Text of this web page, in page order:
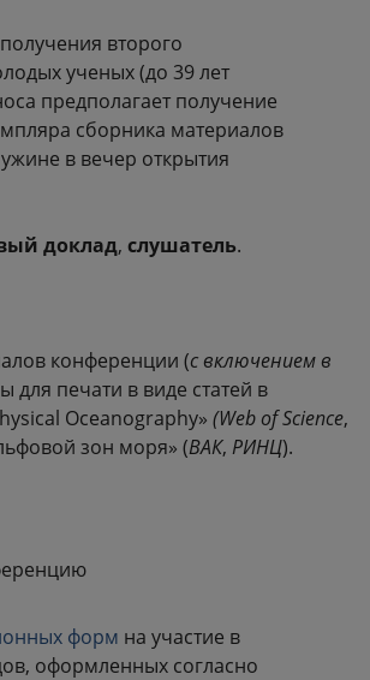
второго
ученых (до 39 лет
предполагает получение
сборника материалов
в вечер открытия
доклад, слушатель.
конференции (с включением в
печати в виде статей в
Oceanography» (Web of Science,
зон моря» (ВАК, РИНЦ).
форм на участие в
оформленных согласно